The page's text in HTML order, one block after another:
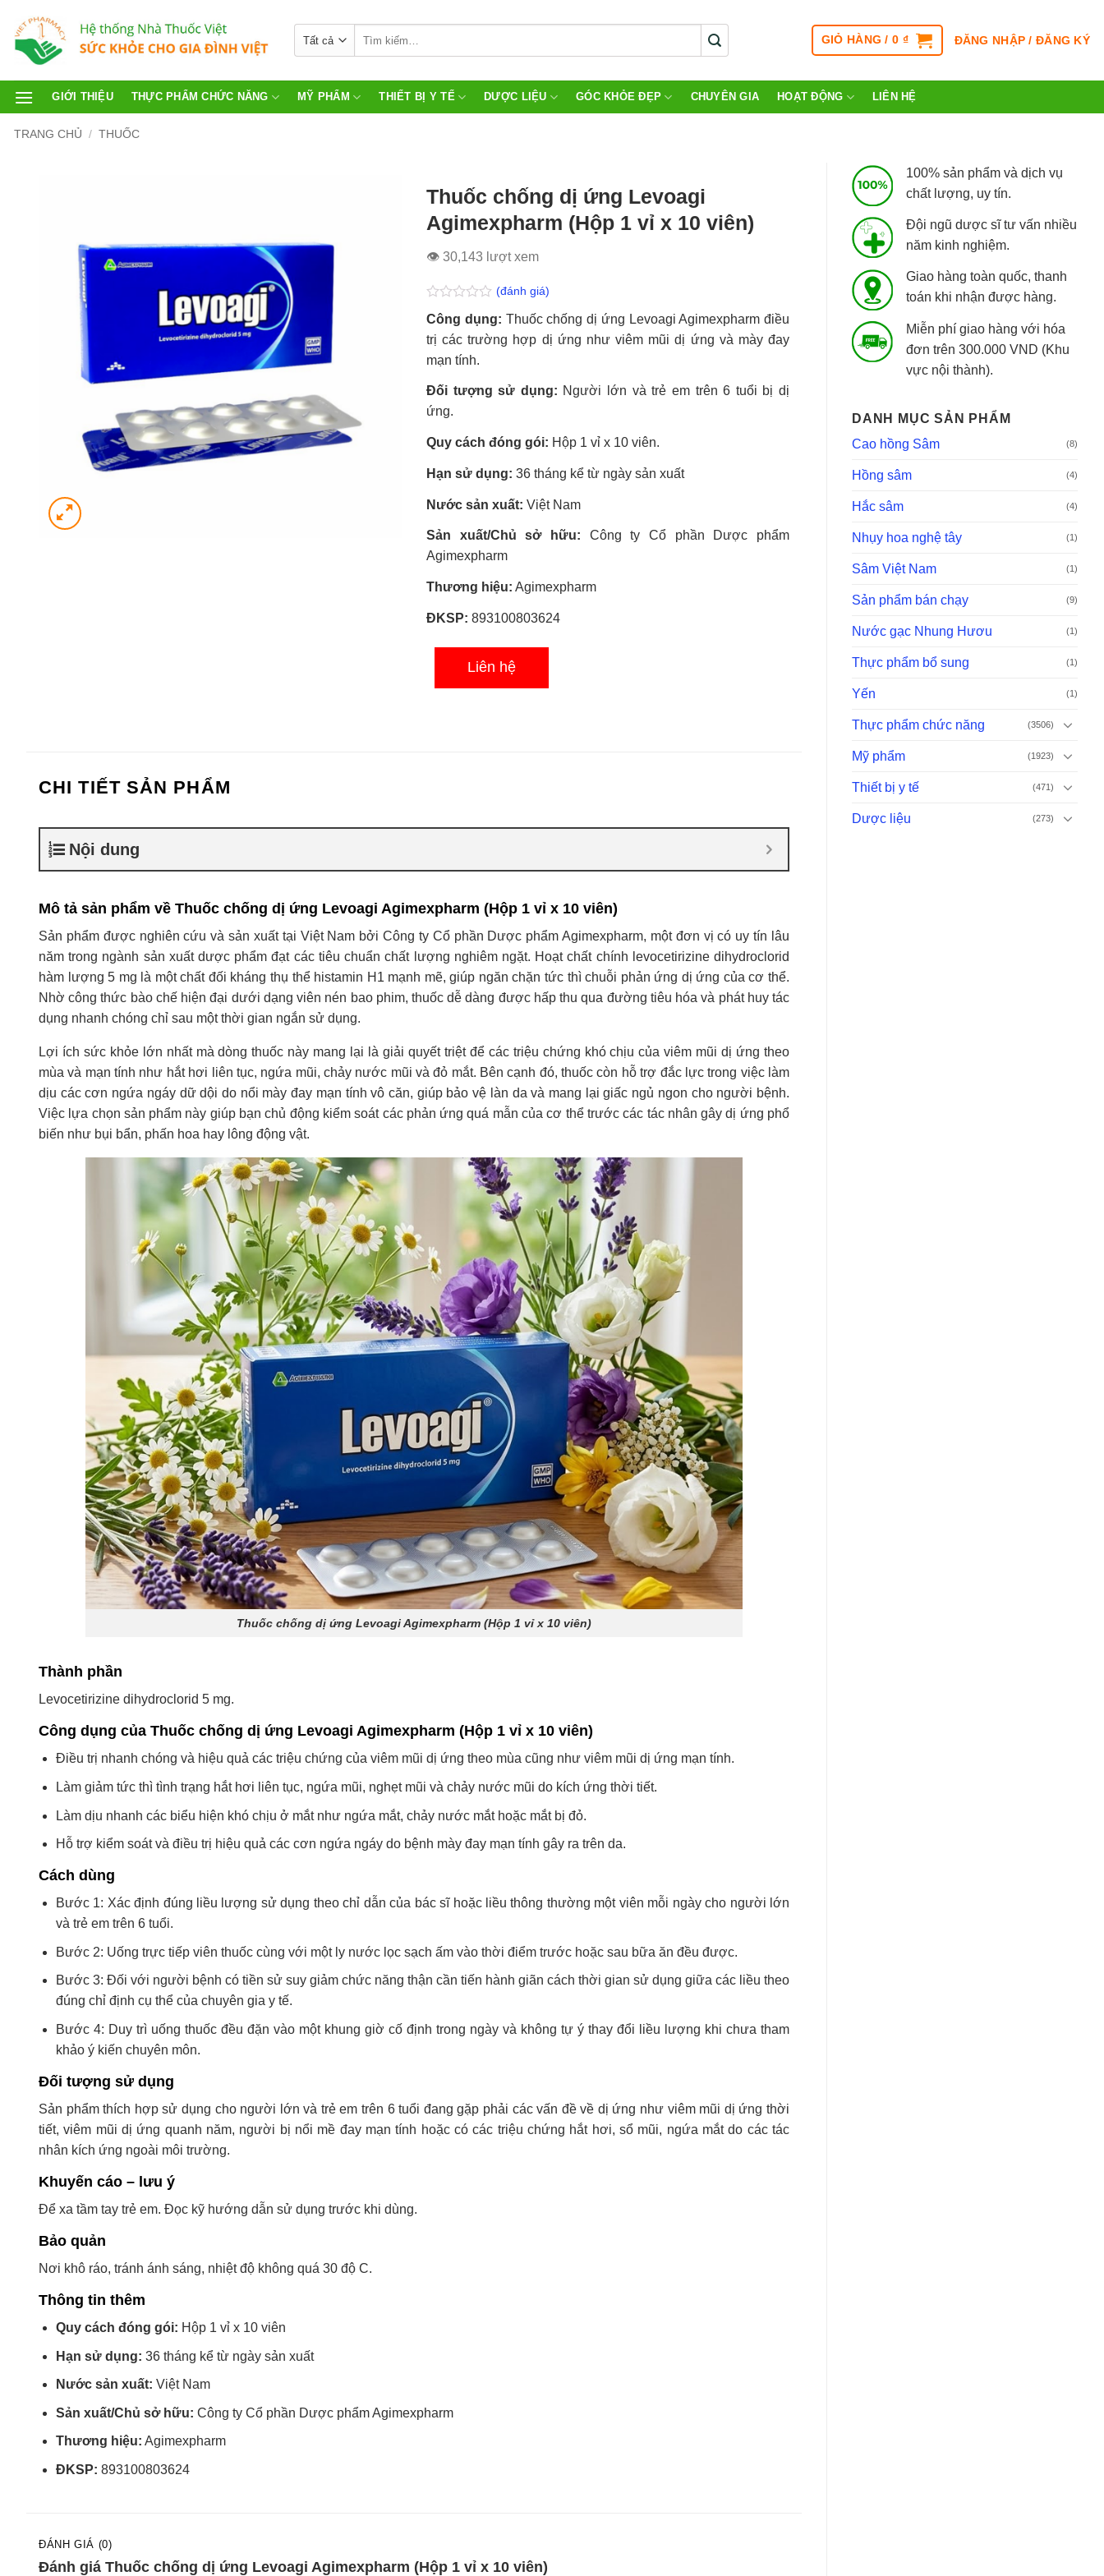
GIỎ HÀNG /0 ₫ ĐĂNG NHẬP / ĐĂNG KÝ
GIỚI THIỆU THỰC PHẨM CHỨC NĂNG MỸ PHẨM THIẾT BỊ Y TẾ DƯỢC LIỆU GÓC KHỎE ĐẸP CHUYÊN GIA HOẠT ĐỘNG LIÊN HỆ
TRANG CHỦ / THUỐC
100% sản phẩm và dịch vụ
chất lượng, uy tín.
Đội ngũ dược sĩ tư vấn nhiều
năm kinh nghiệm.
Giao hàng toàn quốc, thanh
toán khi nhận được hàng.
Miễn phí giao hàng với hóa
đơn trên 300.000 VND (Khu
vực nội thành).
DANH MỤC SẢN PHẨM
Cao hồng Sâm
(8)
Hồng sâm (4)
Hắc sâm (4)
Nhụy hoa nghệ tây (1)
Sâm Việt Nam (1)
Sản phẩm bán chạy (9)
Nước gạc Nhung Hươu (1)
Thực phẩm bổ sung (1)
Yến (1)
Thực phẩm chức năng (3506)
Mỹ phẩm (1923)
Thiết bị y tế (471)
Dược liệu (273)
Thuốc chống dị ứng Levoagi
Agimexpharm (Hộp 1 vỉ x 10 viên)
👁 30,143 lượt xem
Được
xếp
hạng
5
(đánh giá)
Công dụng: Thuốc chống dị ứng Levoagi Agimexpharm điều
trị các trường hợp dị ứng như viêm mũi dị ứng và mày đay
mạn tính.
Đối tượng sử dụng: Người lớn và trẻ em trên 6 tuổi bị dị
ứng.
Quy cách đóng gói: Hộp 1 vỉ x 10 viên.
Hạn sử dụng: 36 tháng kể từ ngày sản xuất
Nước sản xuất: Việt Nam
Sản xuất/Chủ sở hữu: Công ty Cổ phần Dược phẩm
Agimexpharm
Thương hiệu: Agimexpharm
ĐKSP: 893100803624
Liên hệ
CHI TIẾT SẢN PHẨM
Nội dung
Mô tả sản phẩm về Thuốc chống dị ứng Levoagi Agimexpharm (Hộp 1 vỉ x 10 viên)
Sản phẩm được nghiên cứu và sản xuất tại Việt Nam bởi Công ty Cổ phần Dược phẩm Agimexpharm, một đơn vị có uy tín lâu
năm trong ngành sản xuất dược phẩm đạt các tiêu chuẩn chất lượng nghiêm ngặt. Hoạt chất chính levocetirizine dihydroclorid
hàm lượng 5 mg là một chất đối kháng thụ thể histamin H1 mạnh mẽ, giúp ngăn chặn tức thì chuỗi phản ứng dị ứng của cơ thể.
Nhờ công thức bào chế hiện đại dưới dạng viên nén bao phim, thuốc dễ dàng được hấp thu qua đường tiêu hóa và phát huy tác
dụng nhanh chóng chỉ sau một thời gian ngắn sử dụng.
Lợi ích sức khỏe lớn nhất mà dòng thuốc này mang lại là giải quyết triệt để các triệu chứng khó chịu của viêm mũi dị ứng theo
mùa và mạn tính như hắt hơi liên tục, ngứa mũi, chảy nước mũi và đỏ mắt. Bên cạnh đó, thuốc còn hỗ trợ đắc lực trong việc làm
dịu các cơn ngứa ngáy dữ dội do nổi mày đay mạn tính vô căn, giúp bảo vệ làn da và mang lại giấc ngủ ngon cho người bệnh.
Việc lựa chọn sản phẩm này giúp bạn chủ động kiểm soát các phản ứng quá mẫn của cơ thể trước các tác nhân gây dị ứng phổ
biến như bụi bẩn, phấn hoa hay lông động vật.
Thuốc chống dị ứng Levoagi Agimexpharm (Hộp 1 vỉ x 10 viên)
Thành phần
Levocetirizine dihydroclorid 5 mg.
Công dụng của Thuốc chống dị ứng Levoagi Agimexpharm (Hộp 1 vỉ x 10 viên)
Điều trị nhanh chóng và hiệu quả các triệu chứng của viêm mũi dị ứng theo mùa cũng như viêm mũi dị ứng mạn tính.
Làm giảm tức thì tình trạng hắt hơi liên tục, ngứa mũi, nghẹt mũi và chảy nước mũi do kích ứng thời tiết.
Làm dịu nhanh các biểu hiện khó chịu ở mắt như ngứa mắt, chảy nước mắt hoặc mắt bị đỏ.
Hỗ trợ kiểm soát và điều trị hiệu quả các cơn ngứa ngáy do bệnh mày đay mạn tính gây ra trên da.
Cách dùng
Bước 1: Xác định đúng liều lượng sử dụng theo chỉ dẫn của bác sĩ hoặc liều thông thường một viên mỗi ngày cho người lớn
và trẻ em trên 6 tuổi.
Bước 2: Uống trực tiếp viên thuốc cùng với một ly nước lọc sạch ấm vào thời điểm trước hoặc sau bữa ăn đều được.
Bước 3: Đối với người bệnh có tiền sử suy giảm chức năng thận cần tiến hành giãn cách thời gian sử dụng giữa các liều theo
đúng chỉ định cụ thể của chuyên gia y tế.
Bước 4: Duy trì uống thuốc đều đặn vào một khung giờ cố định trong ngày và không tự ý thay đổi liều lượng khi chưa tham
khảo ý kiến chuyên môn.
Đối tượng sử dụng
Sản phẩm thích hợp sử dụng cho người lớn và trẻ em trên 6 tuổi đang gặp phải các vấn đề về dị ứng như viêm mũi dị ứng thời
tiết, viêm mũi dị ứng quanh năm, người bị nổi mề đay mạn tính hoặc có các triệu chứng hắt hơi, sổ mũi, ngứa mắt do các tác
nhân kích ứng ngoài môi trường.
Khuyến cáo – lưu ý
Để xa tầm tay trẻ em. Đọc kỹ hướng dẫn sử dụng trước khi dùng.
Bảo quản
Nơi khô ráo, tránh ánh sáng, nhiệt độ không quá 30 độ C.
Thông tin thêm
Quy cách đóng gói: Hộp 1 vỉ x 10 viên
Hạn sử dụng: 36 tháng kể từ ngày sản xuất
Nước sản xuất: Việt Nam
Sản xuất/Chủ sở hữu: Công ty Cổ phần Dược phẩm Agimexpharm
Thương hiệu: Agimexpharm
ĐKSP: 893100803624
ĐÁNH GIÁ (0)
Đánh giá Thuốc chống dị ứng Levoagi Agimexpharm (Hộp 1 vỉ x 10 viên)